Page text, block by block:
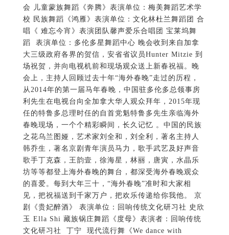
会 儿童蒙族舞蹈《奔腾》表演单位：梅美舞蹈艺术学
校 民族舞蹈《鸿雁》表演单位：文化林杜兰舞蹈团 合
唱《 难忘今宵》表演团队馨声爱乐合唱团 宝莱坞舞
蹈 表演单位：多伦多星舞蹈中心 晚会收到来自加拿
大三级政府各界的贺信，安省省议员Hunter Mitzie 到
场祝贺，并向电视机前和现场观众送上新春祝福。晚
会上，主持人回顾过去十年“海外春晚”走过的历程，
从2014年的第一届马年春晚，中国驻多伦多总领事房
利先生在电视台向全加拿大华人观众拜年，2015年现
任的特鲁多总理时任的自首党魁特鲁多先生亲临海外
春晚现场，一个个精彩瞬间，长久记忆 。中国的民族
之花乌兰图娅，艺术家刘全和，刘全利，著名主持人
韩乔生，著名京剧青年演员马力，歌手武艺及好声音
歌手丁克森，王韵壹，徐海星，林丽，唐寅，水晶乐
坊等等都登上海外春晚的舞台，都深受海外春晚观众
的喜爱。每到大年三十，“海外春晚”准时和大家相
见，把祝福送到千家万户，把欢乐传递给你我他。 京
剧《贵妃醉酒》 表演单位：回响传统文化研习社 史欣
玉 Ella Shi 藏族锅庄舞蹈《度母》表演者：回响传统
文化研习社 丁宁 现代流行舞《We dance with